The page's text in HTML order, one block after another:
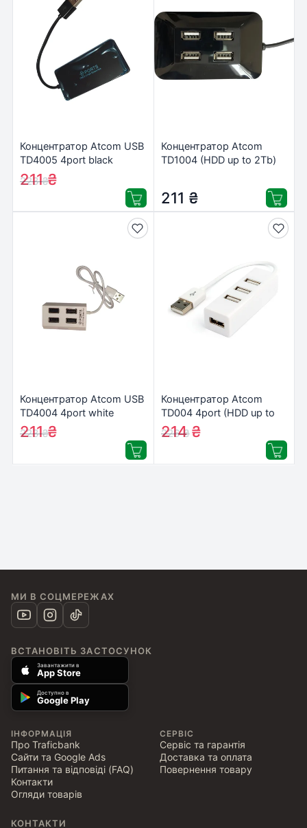
Концентратор Atcom USB
TD4005 4port black
(10725)
223₴
211₴
Концентратор Atcom
TD1004 (HDD up to 2Tb)
211 ₴
Концентратор Atcom USB
TD4004 4port white
(10724)
223₴
211₴
Концентратор Atcom
TD004 4port (HDD up to
2Tb) (10722)
226₴
214₴
МИ В СОЦМЕРЕЖАХ
ВСТАНОВІТЬ ЗАСТОСУНОК
Завантажити в
App Store
Доступно в
Google Play
ІНФОРМАЦІЯ
Про Traficbank
Сайти та Google Ads
Питання та відповіді (FAQ)
Контакти
Огляди товарів
СЕРВІС
Сервіс та гарантія
Доставка та оплата
Повернення товару
КОНТАКТИ